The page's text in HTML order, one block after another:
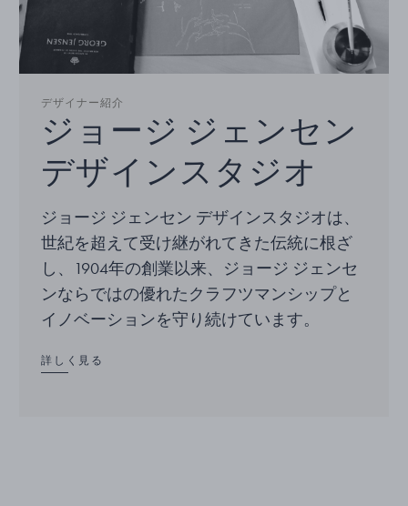
デザイナー紹介
ジョージ ジェンセン
デザインスタジオ
ジョージ ジェンセン デザインスタジオは、
世紀を超えて受け継がれてきた伝統に根ざ
し、1904年の創業以来、ジョージ ジェンセ
ンならではの優れたクラフツマンシップと
イノベーションを守り続けています。
詳しく見る